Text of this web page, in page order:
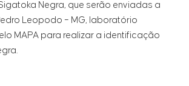
Negra, que serão enviadas a
Leopodo – MG, laboratório
MAPA para realizar a identificação